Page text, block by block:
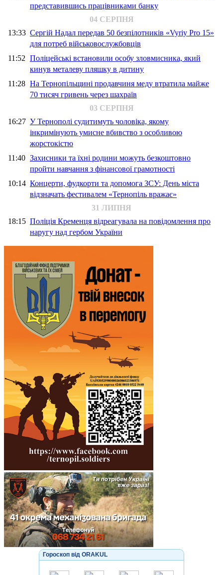
представившись працівниками банку
04 СЕРПНЯ
13:33 Сергій Надал передав 50 безпілотників «Vyriy Pro 15»
для потреб військовослужбовців
11:52 Поліцейські встановили особу зловмисника, який
кинув металеву пляшку в дитину
11:28 На Тернопільщині продавчиня меду втратила майже
70 тисяч гривень через шахраїв
03 СЕРПНЯ
16:27 У Тернополі судитимуть чоловіка, якому
інкримінують умисне вбивство з особливою
жорстокістю
11:40 Захисники та їхні родини можуть безкоштовно
пройти навчання з фінансової грамотності
10:14 Концерти, фудкорти та допомога ЗСУ: День міста
відзначать фестивалем «Тернопіль вражає»
31 ЛИПНЯ
18:15 Поліція Кременця відреагувала на повідомлення про
наругу над гербом України
Гороскоп від ORAKUL